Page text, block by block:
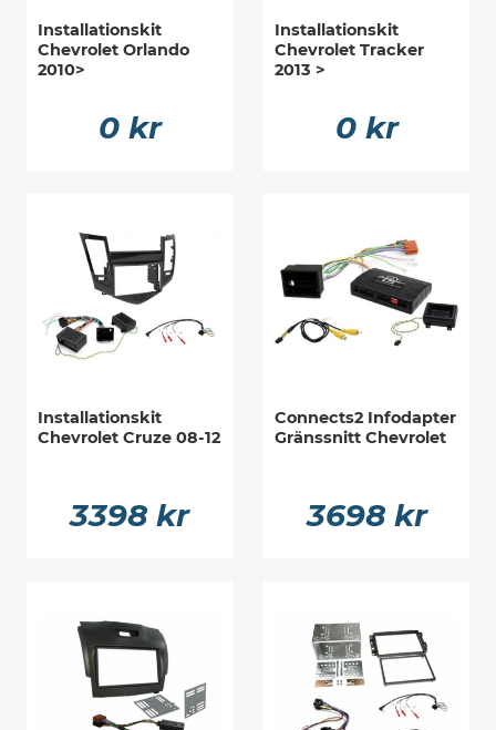
Installationskit
Chevrolet Orlando
2010>
0 kr
Installationskit
Chevrolet Tracker
2013 >
0 kr
Installationskit
Chevrolet Cruze 08-12
3398 kr
Connects2 Infodapter
Gränssnitt Chevrolet
3698 kr